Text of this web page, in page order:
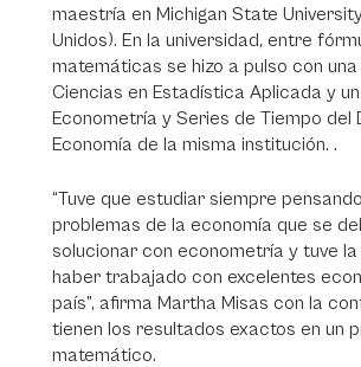
maestría en Michigan State
Unidos). En la universidad, entre
matemáticas se hizo a pulso con
Ciencias en Estadística Aplicada y un
Econometría y Series de Tiempo del
Economía de la misma institución. .
“Tuve que estudiar siempre
problemas de la economía que se
solucionar con econometría y tuve
haber trabajado con excelentes
país”, afirma Martha Misas con la
tienen los resultados exactos en un
matemático.